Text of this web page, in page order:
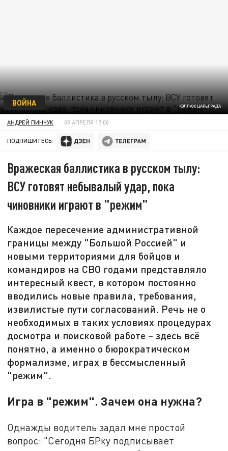
КОЛЛАЖ ЦАРЬГРАДА
ВОЙНА
АНДРЕЙ ПИНЧУК 05 АПРЕЛЯ 17:00
ПОДПИШИТЕСЬ:
Вражеская баллистика в русском тылу:
ВСУ готовят небывалый удар, пока
чиновники играют в "режим"
Каждое пересечение административной
границы между "Большой Россией" и
новыми территориями для бойцов и
командиров на СВО годами представляло
интересный квест, в котором постоянно
вводились новые правила, требования,
извилистые пути согласований. Речь не о
необходимых в таких условиях процедурах
досмотра и поисковой работе – здесь всё
понятно, а именно о бюрократическом
формализме, играх в бессмысленный
"режим".
Игра в "режим". Зачем она нужна?
Однажды водитель задал мне простой
вопрос: "Сегодня БРку подписывает